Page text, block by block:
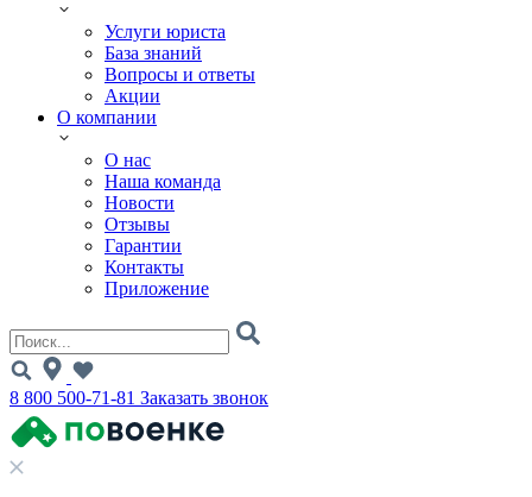
Услуги юриста
База знаний
Вопросы и ответы
Акции
О компании
О нас
Наша команда
Новости
Отзывы
Гарантии
Контакты
Приложение
8 800 500-71-81 Заказать звонок